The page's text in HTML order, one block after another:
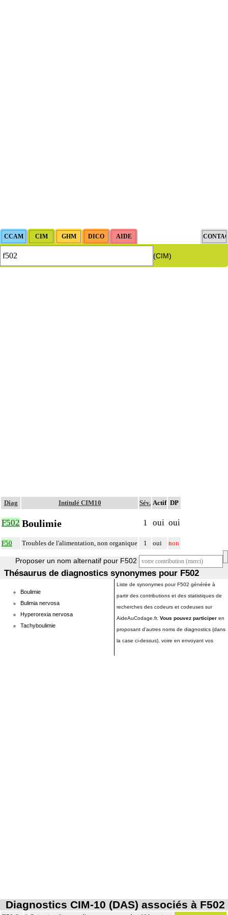
(CIM)
Diag Intitulé CIM10 Sév. Actif DP
F502 Boulimie 1 oui oui
F50 Troubles de l'alimentation, non organique 1 oui non
Proposer un nom alternatif pour F502
Thésaurus de diagnostics synonymes pour F502
Boulimie
Bulimia nervosa
Hyperorexia nervosa
Tachyboulimie
Liste de synonymes pour F502 générée à
partir des contributions et des statistiques de
recherches des codeurs et codeuses sur
AideAuCodage.fr. Vous pouvez participer en
proposant d'autres noms de diagnostics (dans
la case ci-dessus), voire en envoyant vos
Diagnostics CIM-10 (DAS) associés à F502